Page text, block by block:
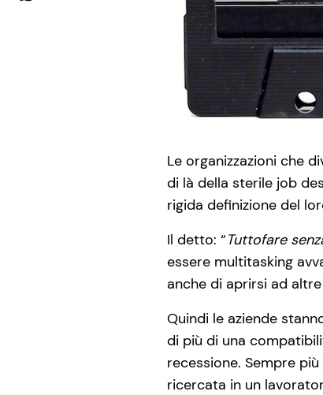
Le organizzazioni che
di là della sterile job
rigida definizione del
Il detto: “Tuttofare
essere multitasking
anche di aprirsi ad
Quindi le aziende
di più di una
recessione. Sempre
ricercata in un